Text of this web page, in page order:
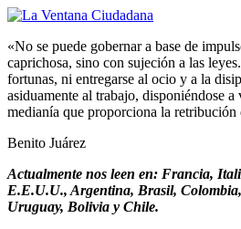
«No se puede gobernar a base de
caprichosa, sino con sujeción a las
fortunas, ni entregarse al ocio y a la
asiduamente al trabajo, disponiéndose
medianía que proporciona la retribución
Benito Juárez
Actualmente nos leen en: Francia,
E.E.U.U., Argentina, Brasil,
Uruguay, Bolivia y Chile.